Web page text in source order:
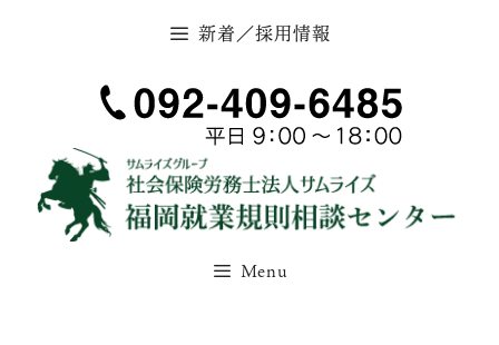
新着／採用情報
Menu